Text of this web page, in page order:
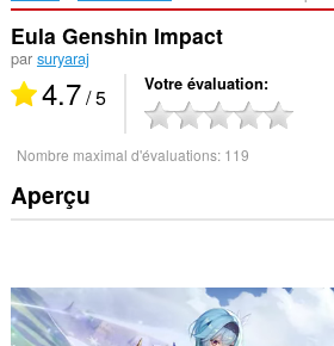
Eula Genshin Impact
par suryaraj
4.7/ 5 Votre évaluation
Nombre maximal d'évaluations: 119
Aperçu